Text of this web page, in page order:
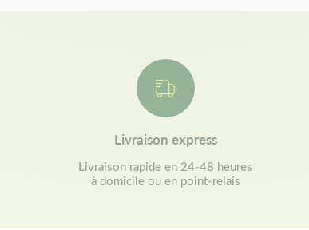
Livraison express
Livraison rapide en 24-48 heures
à domicile ou en point-relais